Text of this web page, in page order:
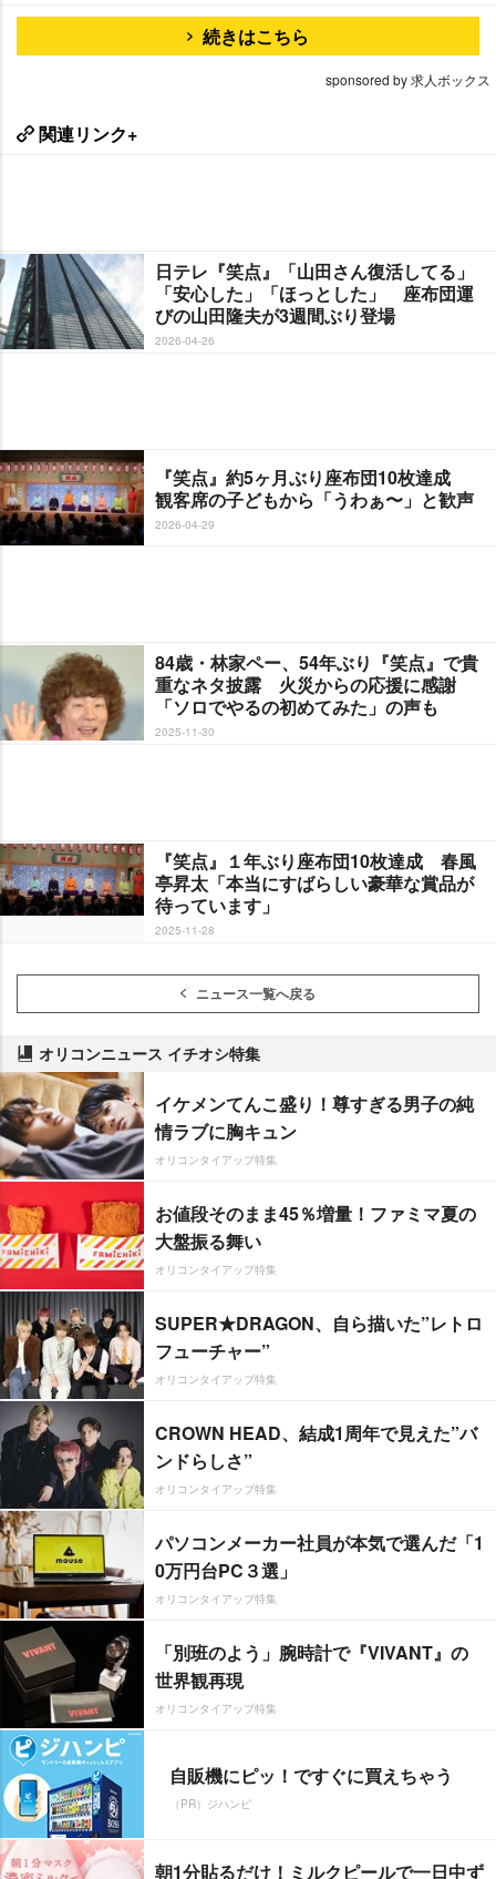
続きはこちら
sponsored by 求人ボックス
関連リンク+
日テレ『笑点』「山田さん復活してる」
「安心した」「ほっとした」 座布団運
びの山田隆夫が3週間ぶり登場
2026-04-26
『笑点』約5ヶ月ぶり座布団10枚達成
観客席の子どもから「うわぁ〜」と歓声
2026-04-29
84歳・林家ペー、54年ぶり『笑点』で貴
重なネタ披露 火災からの応援に感謝
「ソロでやるの初めてみた」の声も
2025-11-30
『笑点』１年ぶり座布団10枚達成 春風
亭昇太「本当にすばらしい豪華な賞品が
待っています」
2025-11-28
ニュース一覧へ戻る
オリコンニュース イチオシ特集
イケメンてんこ盛り！尊すぎる男子の純
情ラブに胸キュン
オリコンタイアップ特集
お値段そのまま45％増量！ファミマ夏の
大盤振る舞い
オリコンタイアップ特集
SUPER★DRAGON、自ら描いた”レトロ
フューチャー”
オリコンタイアップ特集
CROWN HEAD、結成1周年で見えた”バ
ンドらしさ”
オリコンタイアップ特集
パソコンメーカー社員が本気で選んだ「1
0万円台PC３選」
オリコンタイアップ特集
「別班のよう」腕時計で『VIVANT』の
世界観再現
オリコンタイアップ特集
自販機にピッ！ですぐに買えちゃう
（PR）ジハンピ
朝1分貼るだけ！ミルクピールで一日中ず